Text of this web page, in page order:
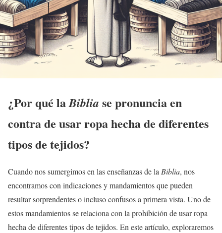
¿Por qué laBiblia se pronuncia en
contra de usar ropa hecha de diferentes
tipos de tejidos?
Cuando nos sumergimos en las enseñanzas de la Biblia, nos
encontramos con indicaciones y mandamientos que pueden
resultar sorprendentes o incluso confusos a primera vista. Uno de
estos mandamientos se relaciona con la prohibición de usar ropa
hecha de diferentes tipos de tejidos. En este artículo, exploraremos